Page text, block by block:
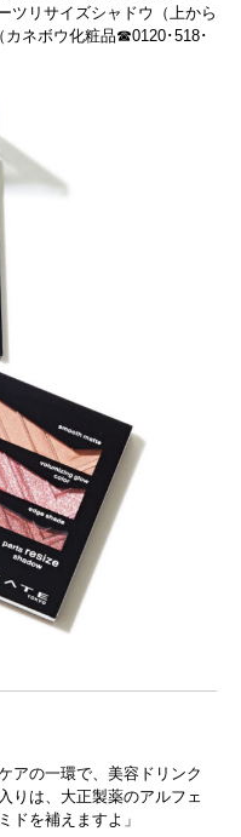
ツリサイズシャドウ（上から
カネボウ化粧品☎0120･518･
アの一環で、美容ドリンク
りは、大正製薬のアルフェ
ドを補えますよ」